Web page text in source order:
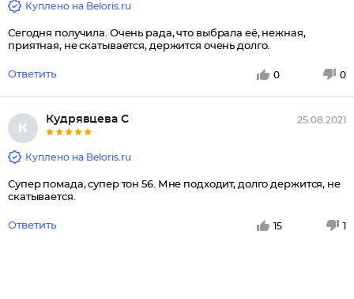
Куплено на Beloris.ru
Сегодня получила. Очень рада, что выбрала её, нежная,
приятная, не скатывается, держится очень долго.
Ответить 0 0
К
Кудрявцева С 25.08.2021
Куплено на Beloris.ru
Супер помада, супер тон 56. Мне подходит, долго держится, не
скатывается.
Ответить 15 1